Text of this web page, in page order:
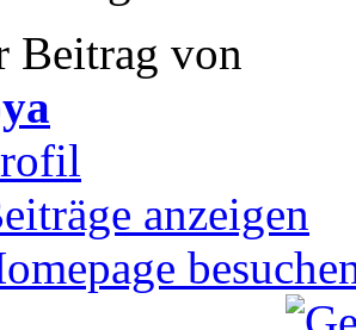
Beitrag von
anzeigen